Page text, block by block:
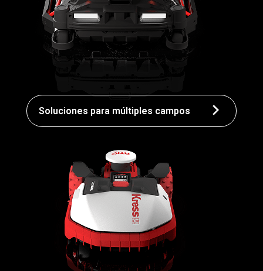
Soluciones para múltiples campos